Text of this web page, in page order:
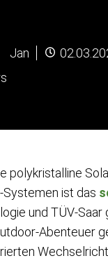
Jan
polykristalline
Systemen ist das
und TÜV-
Abenteuer